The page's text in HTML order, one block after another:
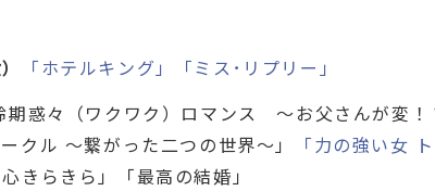
「ホテルキング」 「ミス･リプリー」
惑々（ワクワク）ロマンス ～お父さんが変！
ル ～繋がった二つの世界～」
「力の強い女
らきら」「最高の結婚」